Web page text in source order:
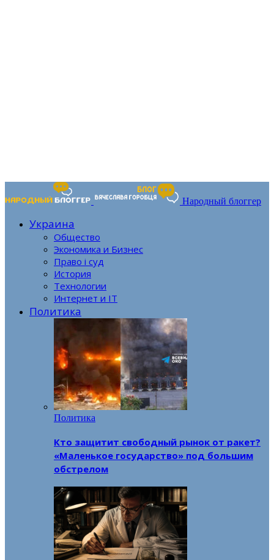
Народный блоггер
Украина
Общество
Экономика и Бизнес
Право і суд
История
Технологии
Интернет и IT
Политика
Политика
Кто защитит свободный рынок от ракет?
«Маленькое государство» под большим
обстрелом